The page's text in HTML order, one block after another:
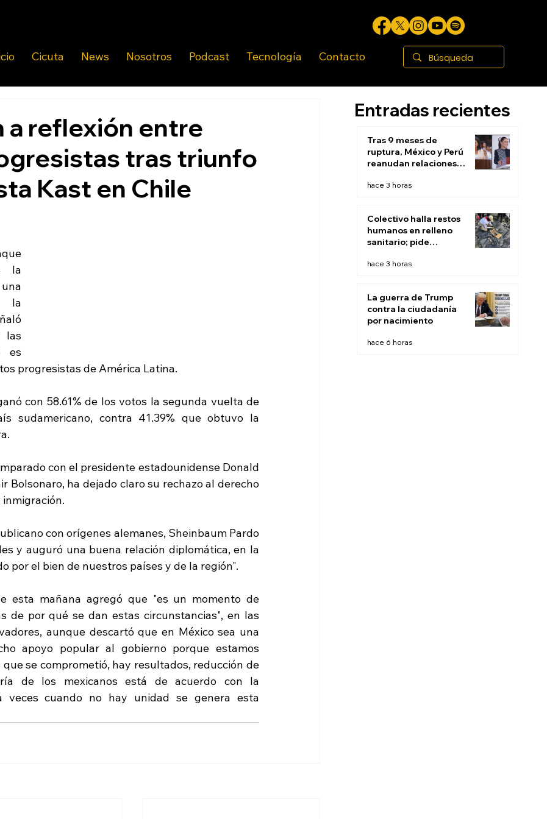
Cicuta News Nosotros Podcast Tecnología Contacto
a reflexión entre
tras triunfo
Kast en Chile
la
la
las
es
progresistas de América Latina.
con 58.61% de los votos la segunda vuelta de
sudamericano, contra 41.39% que obtuvo la
con el presidente estadounidense Donald
Bolsonaro, ha dejado claro su rechazo al derecho
con orígenes alemanes, Sheinbaum Pardo
y auguró una buena relación diplomática, en la
por el bien de nuestros países y de la región".
esta mañana agregó que "es un momento de
de por qué se dan estas circunstancias", en las
aunque descartó que en México sea una
apoyo popular al gobierno porque estamos
se comprometió, hay resultados, reducción de
de los mexicanos está de acuerdo con la
veces cuando no hay unidad se genera esta
Entradas recientes
Tras 9 meses de
ruptura, México y Perú
reanudan relaciones
hace 3 horas
Colectivo halla restos
humanos en relleno
sanitario; pide
para continuar
hace 3 horas
La guerra de Trump
contra la ciudadanía
por nacimiento
hace 6 horas